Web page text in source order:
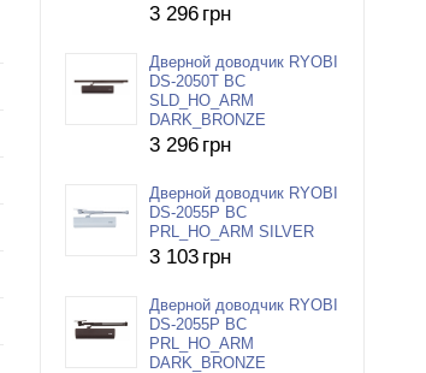
3 296 грн
Дверной доводчик RYOBI
DS-2050T BC
SLD_HO_ARM
DARK_BRONZE
3 296 грн
Дверной доводчик RYOBI
DS-2055P BC
PRL_HO_ARM SILVER
3 103 грн
Дверной доводчик RYOBI
DS-2055P BC
PRL_HO_ARM
DARK_BRONZE